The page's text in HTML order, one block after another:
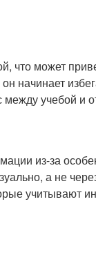
что может
начинает
между учебой и
из-за
а не
учитывают